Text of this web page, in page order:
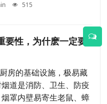
515
性，为什麽一定要
房的基础设施，极易藏
道是消防、卫生、防疫
罩内壁易寄生老鼠、蟑